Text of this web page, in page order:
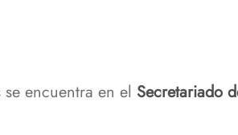
encuentra en el Secretariado